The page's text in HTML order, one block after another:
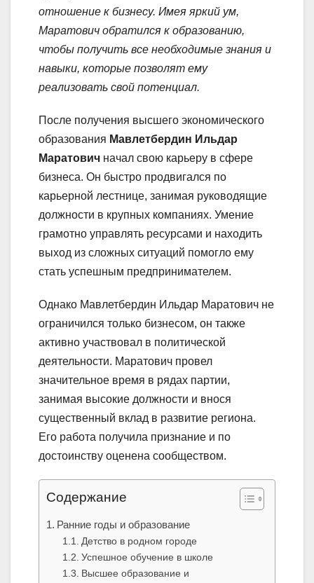
отношение к бизнесу. Имея яркий ум,
Маратович обратился к образованию,
чтобы получить все необходимые знания и
навыки, которые позволят ему
реализовать свой потенциал.
После получения высшего экономического
образования Мавлетбердин Ильдар
Маратович начал свою карьеру в сфере
бизнеса. Он быстро продвигался по
карьерной лестнице, занимая руководящие
должности в крупных компаниях. Умение
грамотно управлять ресурсами и находить
выход из сложных ситуаций помогло ему
стать успешным предпринимателем.
Однако Мавлетбердин Ильдар Маратович не
ограничился только бизнесом, он также
активно участвовал в политической
деятельности. Маратович провел
значительное время в рядах партии,
занимая высокие должности и внося
существенный вклад в развитие региона.
Его работа получила признание и по
достоинству оценена сообществом.
Содержание
Ранние годы и образование
Детство в родном городе
Успешное обучение в школе
Высшее образование и